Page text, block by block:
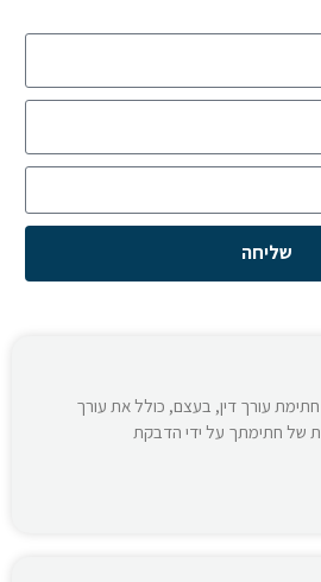
שליחה
עורך דין, בעצם, כולל את עורך
של חתימתך על ידי הדבקת